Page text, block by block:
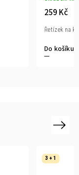
259 Kč
Do košíku
Řetízek na
3 + 1
Next